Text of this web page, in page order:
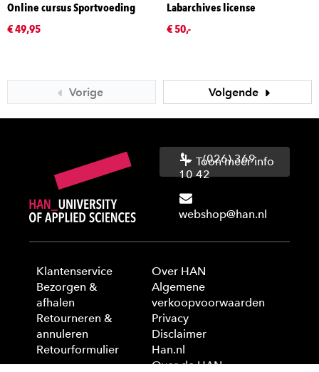
Online cursus Sportvoeding
€ 49,95
Labarchives license
€ 50,-
Vorige Volgende
(026) 369
10 42
webshop@han.nl
Toon meer info
Klantenservice
Bezorgen &
afhalen
Retourneren &
annuleren
Retourformulier
Over HAN
Algemene
verkoopvoorwaarden
Privacy
Disclaimer
Han.nl
Over de HAN